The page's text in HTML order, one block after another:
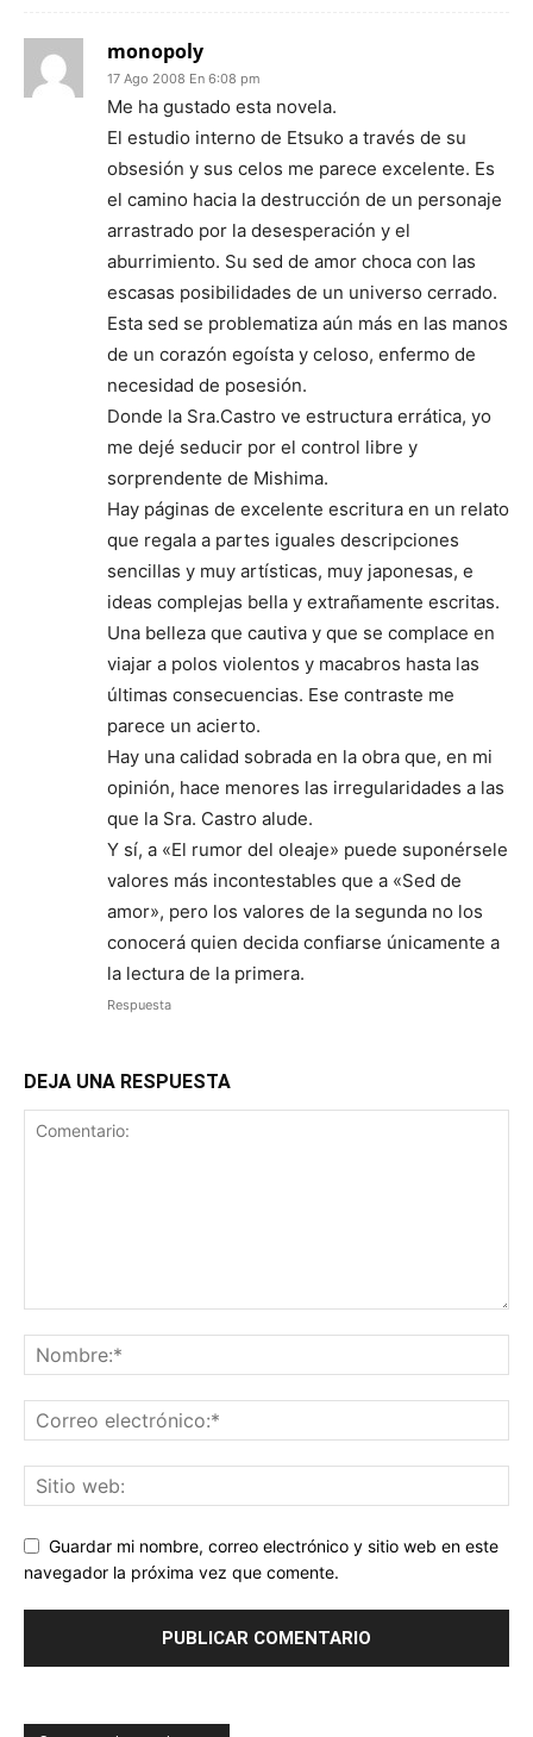
monopoly
17 Ago 2008 En 6:08 pm
Me ha gustado esta novela.
El estudio interno de Etsuko a través de su
obsesión y sus celos me parece excelente. Es
el camino hacia la destrucción de un personaje
arrastrado por la desesperación y el
aburrimiento. Su sed de amor choca con las
escasas posibilidades de un universo cerrado.
Esta sed se problematiza aún más en las manos
de un corazón egoísta y celoso, enfermo de
necesidad de posesión.
Donde la Sra.Castro ve estructura errática, yo
me dejé seducir por el control libre y
sorprendente de Mishima.
Hay páginas de excelente escritura en un relato
que regala a partes iguales descripciones
sencillas y muy artísticas, muy japonesas, e
ideas complejas bella y extrañamente escritas.
Una belleza que cautiva y que se complace en
viajar a polos violentos y macabros hasta las
últimas consecuencias. Ese contraste me
parece un acierto.
Hay una calidad sobrada en la obra que, en mi
opinión, hace menores las irregularidades a las
que la Sra. Castro alude.
Y sí, a «El rumor del oleaje» puede suponérsele
valores más incontestables que a «Sed de
amor», pero los valores de la segunda no los
conocerá quien decida confiarse únicamente a
la lectura de la primera.
Respuesta
DEJA UNA RESPUESTA
Guardar mi nombre, correo electrónico y sitio web en este
navegador la próxima vez que comente.